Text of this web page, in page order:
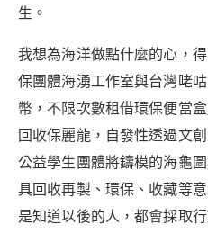
生。
我想為海洋做點什麼的心，
保團體海湧工作室與台灣咾
幣，不限次數租借環保便當
回收保麗龍，自發性透過文
公益學生團體將鑄模的海龜
具回收再製、環保、收藏等
是知道以後的人，都會採取